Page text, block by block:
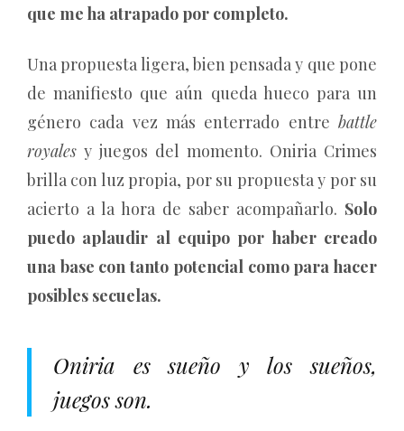
que me ha atrapado por completo.
Una propuesta ligera, bien pensada y que pone
de manifiesto que aún queda hueco para un
género cada vez más enterrado entre battle
royales y juegos del momento. Oniria Crimes
brilla con luz propia, por su propuesta y por su
acierto a la hora de saber acompañarlo. Solo
puedo aplaudir al equipo por haber creado
una base con tanto potencial como para hacer
posibles secuelas.
Oniria es sueño y los sueños,
juegos son.